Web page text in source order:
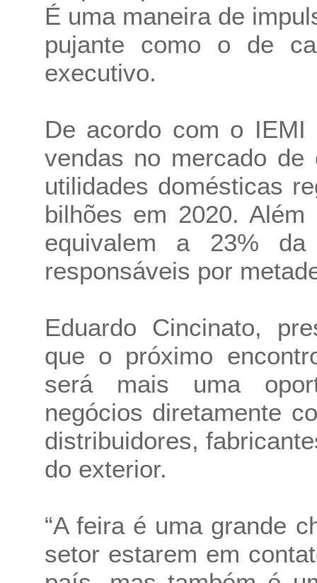
É uma maneira de
pujante como o de
executivo.
De acordo com o
vendas no mercado de
utilidades domésticas
bilhões em 2020.
equivalem a 23% da
responsáveis por
Eduardo Cincinato,
que o próximo
será mais uma
negócios diretamente
distribuidores,
do exterior.
“A feira é uma grande
setor estarem em